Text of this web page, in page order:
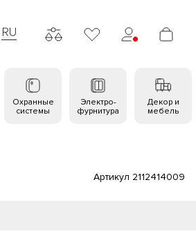
RU
Охранные
системы
Электро-
фурнитура
Декор и
мебель
Артикул 2112414009